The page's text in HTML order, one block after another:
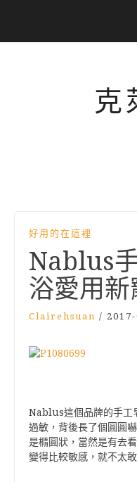
克
好用的在這裡
Nablus
浴愛用新
Clairehsuan /
Nablus這個品牌的手工
過敏，背後長了個圓圓
是橢圓狀，當然是有去
變得比較敏感，就不太